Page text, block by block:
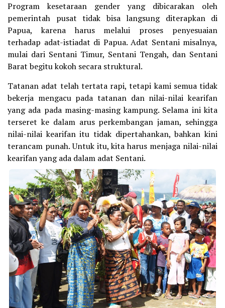
Program kesetaraan gender yang dibicarakan oleh
pemerintah pusat tidak bisa langsung diterapkan di
Papua, karena harus melalui proses penyesuaian
terhadap adat-istiadat di Papua. Adat Sentani misalnya,
mulai dari Sentani Timur, Sentani Tengah, dan Sentani
Barat begitu kokoh secara struktural.
Tatanan adat telah tertata rapi, tetapi kami semua tidak
bekerja mengacu pada tatanan dan nilai-nilai kearifan
yang ada pada masing-masing kampung. Selama ini kita
terseret ke dalam arus perkembangan jaman, sehingga
nilai-nilai kearifan itu tidak dipertahankan, bahkan kini
terancam punah. Untuk itu, kita harus menjaga nilai-nilai
kearifan yang ada dalam adat Sentani.